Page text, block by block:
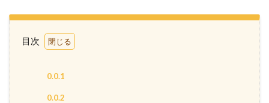
目次
0.0.1
0.0.2